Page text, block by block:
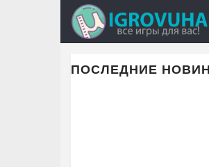
ПОСЛЕДНИЕ